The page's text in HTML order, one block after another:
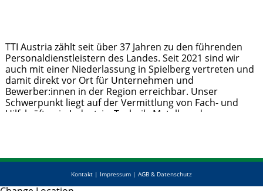
TTI Austria zählt seit über 37 Jahren zu den führenden
Personaldienstleistern des Landes. Seit 2021 sind wir
auch mit einer Niederlassung in Spielberg vertreten und
damit direkt vor Ort für Unternehmen und
Bewerber:innen in der Region erreichbar. Unser
Schwerpunkt liegt auf der Vermittlung von Fach- und
Hilfskräften in Industrie, Technik, Metall- und
Kontakt | Impressum | AGB & Datenschutz